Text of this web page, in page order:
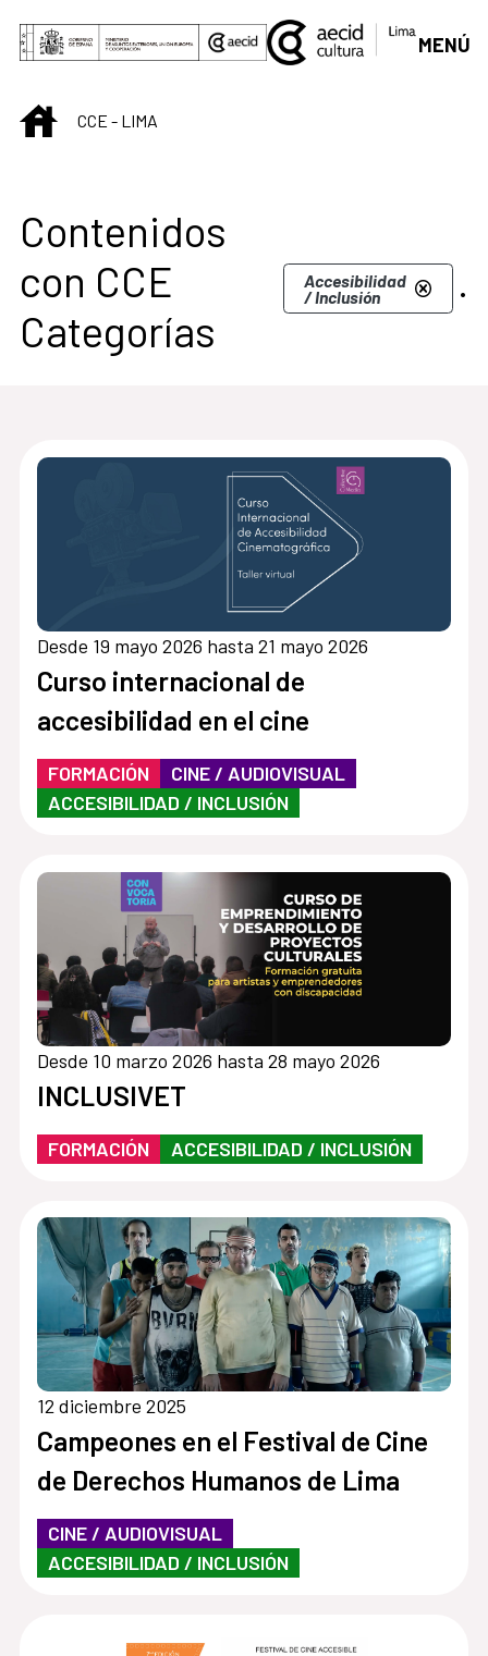
Saltar al contenido principal
MENÚ
INICIOCCE - LIMA
Centro Cultural de
Contenidos
con CCE
Categorías
Accesibilidad
/ Inclusión .
Desde 19 mayo 2026 hasta 21 mayo 2026
Curso internacional de
accesibilidad en el cine
FORMACIÓN
CINE / AUDIOVISUAL
ACCESIBILIDAD / INCLUSIÓN
Desde 10 marzo 2026 hasta 28 mayo 2026
INCLUSIVET
FORMACIÓN ACCESIBILIDAD / INCLUSIÓN
12 diciembre 2025
Campeones en el Festival de Cine
de Derechos Humanos de Lima
CINE / AUDIOVISUAL
ACCESIBILIDAD / INCLUSIÓN